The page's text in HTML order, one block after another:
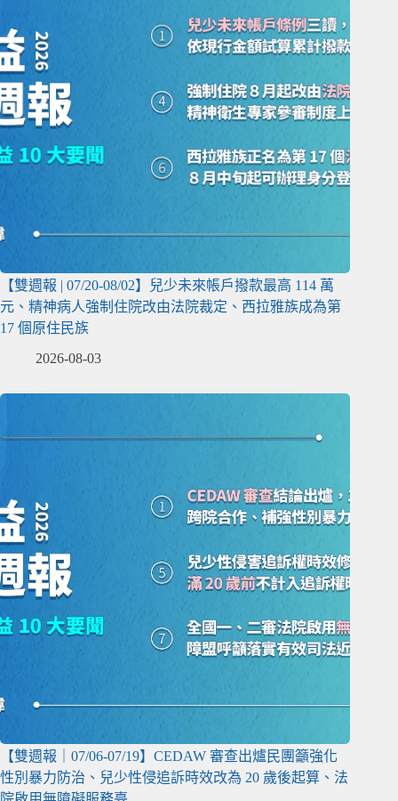
【雙週報 | 07/20-08/02】兒少未來帳戶撥款最高 114 萬
元、精神病人強制住院改由法院裁定、西拉雅族成為第
17 個原住民族
2026-08-03
【雙週報｜07/06-07/19】CEDAW 審查出爐民團籲強化
性別暴力防治、兒少性侵追訴時效改為 20 歲後起算、法